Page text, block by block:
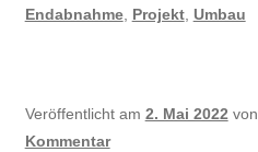
Endabnahme, Projekt, Umbau
Veröffentlicht am 2. Mai 2022 von
Kommentar